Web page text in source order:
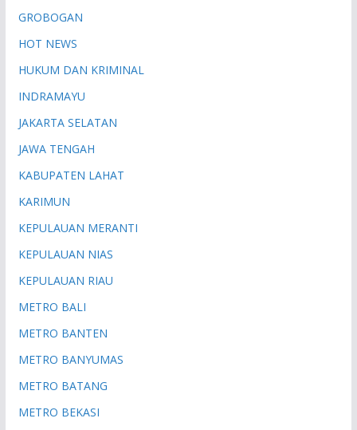
GROBOGAN
HOT NEWS
HUKUM DAN KRIMINAL
INDRAMAYU
JAKARTA SELATAN
JAWA TENGAH
KABUPATEN LAHAT
KARIMUN
KEPULAUAN MERANTI
KEPULAUAN NIAS
KEPULAUAN RIAU
METRO BALI
METRO BANTEN
METRO BANYUMAS
METRO BATANG
METRO BEKASI